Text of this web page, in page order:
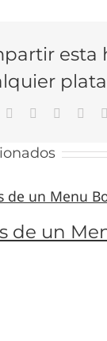
esta
Reddit LinkedIn
Tumblr
de un